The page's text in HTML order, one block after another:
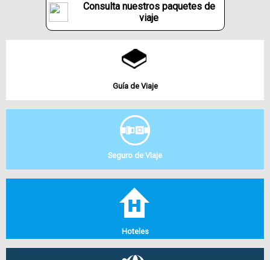
Consulta nuestros paquetes de
viaje
Guía de Viaje
Seguro de Viaje
Hoteles